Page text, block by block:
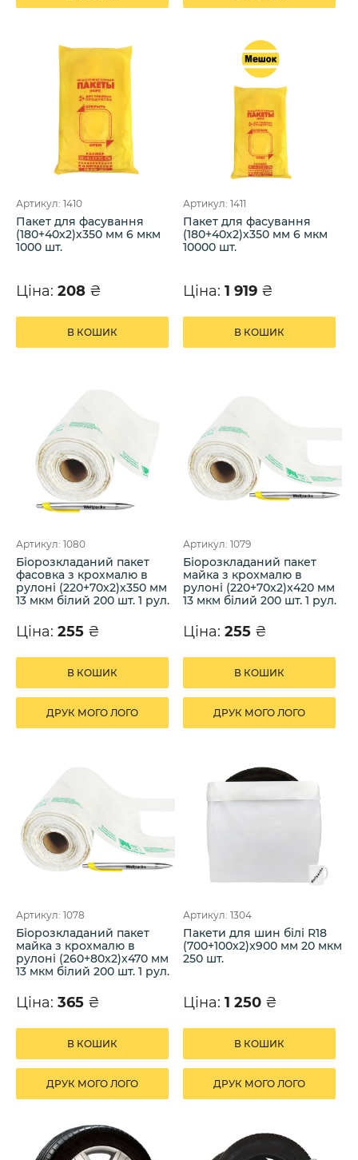
Артикул: 1410
Пакет для фасування
(180+40х2)х350 мм 6 мкм
1000 шт.
Ціна: 208 ₴
В КОШИК
Артикул: 1411
Пакет для фасування
(180+40х2)х350 мм 6 мкм
10000 шт.
Ціна: 1 919 ₴
В КОШИК
Артикул: 1080
Біорозкладаний пакет
фасовка з крохмалю в
рулоні (220+70х2)х350 мм
13 мкм білий 200 шт. 1 рул.
Ціна: 255 ₴
В КОШИК
ДРУК МОГО ЛОГО
Артикул: 1079
Біорозкладаний пакет
майка з крохмалю в
рулоні (220+70х2)х420 мм
13 мкм білий 200 шт. 1 рул.
Ціна: 255 ₴
В КОШИК
ДРУК МОГО ЛОГО
Артикул: 1078
Біорозкладаний пакет
майка з крохмалю в
рулоні (260+80х2)х470 мм
13 мкм білий 200 шт. 1 рул.
Ціна: 365 ₴
В КОШИК
ДРУК МОГО ЛОГО
Артикул: 1304
Пакети для шин білі R18
(700+100х2)х900 мм 20 мкм
250 шт.
Ціна: 1 250 ₴
В КОШИК
ДРУК МОГО ЛОГО